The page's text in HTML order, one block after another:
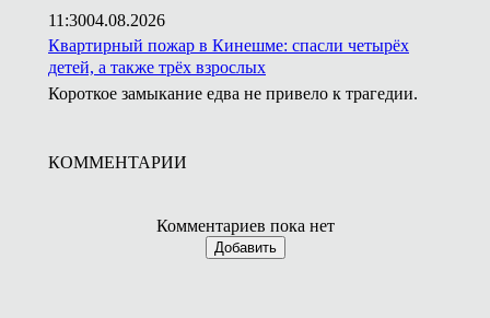
11:3004.08.2026
Квартирный пожар в Кинешме: спасли четырёх
детей, а также трёх взрослых
Короткое замыкание едва не привело к трагедии.
КОММЕНТАРИИ
Комментариев пока нет
Добавить